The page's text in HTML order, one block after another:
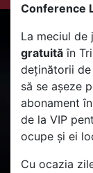
Conference
La meciul de
gratuită în
deținătorii
să se așeze
abonament
de la VIP
ocupe și ei
Cu ocazia